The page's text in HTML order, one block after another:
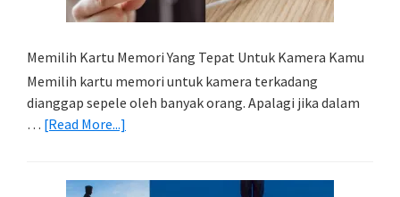
Memilih Kartu Memori Yang Tepat Untuk Kamera Kamu
Memilih kartu memori untuk kamera terkadang
dianggap sepele oleh banyak orang. Apalagi jika dalam
… [Read More...]
Memori